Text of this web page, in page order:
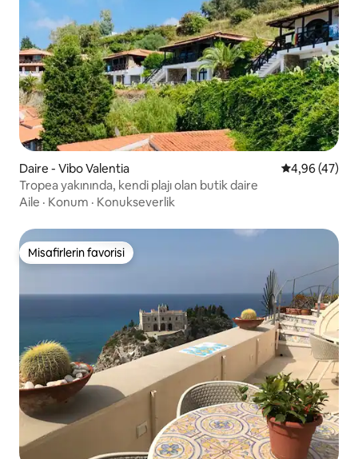
Daire - Vibo Valentia 5 üzerinden
4,96 (47)
Tropea yakınında, kendi plajı olan butik daire
Aile · Konum · Konukseverlik
Misafirlerin favorisi
Misafirlerin favorisi